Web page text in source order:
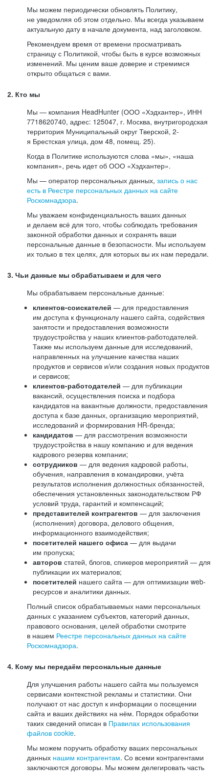
Мы можем периодически обновлять Политику,
не уведомляя об этом отдельно. Мы всегда указываем
актуальную дату в начале документа, над заголовком.
Рекомендуем время от времени просматривать
страницу с Политикой, чтобы быть в курсе возможных
изменений. Мы ценим ваше доверие и стремимся
открыто общаться с вами.
2. Кто мы
Мы — компания HeadHunter (ООО «Хэдхантер», ИНН
7718620740, адрес: 125047, г. Москва, внутригородская
территория Муниципальный округ Тверской, 2-
я Брестская улица, дом 48, помещ. 25).
Когда в Политике используются слова «мы», «наша
компания», речь идет об ООО «Хэдхантер».
Мы — оператор персональных данных, запись о нас
есть в Реестре персональных данных на сайте
Роскомнадзора.
Мы уважаем конфиденциальность ваших данных
и делаем всё для того, чтобы соблюдать требования
законной обработки данных и сохранять ваши
персональные данные в безопасности. Мы используем
их только в тех целях, для которых вы их нам передали.
3. Чьи данные мы обрабатываем и для чего
Мы обрабатываем персональные данные:
клиентов-соискателей — для предоставления
им доступа к функционалу нашего сайта, содействия
занятости и предоставления возможности
трудоустройства у наших клиентов-работодателей.
Также мы используем данные для исследований,
направленных на улучшение качества наших
продуктов и сервисов и/или создания новых продуктов
и сервисов;
клиентов-работодателей — для публикации
вакансий, осуществления поиска и подбора
кандидатов на вакантные должности, предоставления
доступа к базе данных, организацию мероприятий,
исследований и формирования HR-бренда;
кандидатов — для рассмотрения возможности
трудоустройства в нашу компанию и для ведения
кадрового резерва компании;
сотрудников — для ведения кадровой работы,
обучения, направления в командировки, учёта
результатов исполнения должностных обязанностей,
обеспечения установленных законодательством РФ
условий труда, гарантий и компенсаций;
представителей контрагентов — для заключения
(исполнения) договора, делового общения,
информационного взаимодействия;
посетителей нашего офиса — для выдачи
им пропуска;
авторов статей, блогов, спикеров мероприятий — для
публикации их материалов;
посетителей нашего сайта — для оптимизации web-
ресурсов и аналитики данных.
Полный список обрабатываемых нами персональных
данных с указанием субъектов, категорий данных,
правового основания, целей обработки смотрите
в нашем Реестре персональных данных на сайте
Роскомнадзора.
4. Кому мы передаём персональные данные
Для улучшения работы нашего сайта мы пользуемся
сервисами контекстной рекламы и статистики. Они
получают от нас доступ к информации о посещении
сайта и ваших действиях на нём. Порядок обработки
таких сведений описан в Правилах использования
файлов cookie.
Мы можем поручить обработку ваших персональных
данных нашим контрагентам. Со всеми контрагентами
заключаются договоры. Мы можем делегировать часть